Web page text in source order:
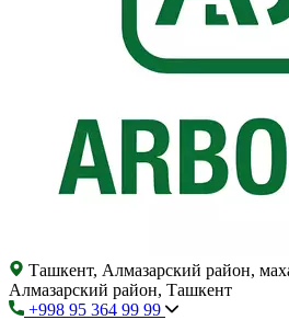
Ташкент, Алмазарский район,
Алмазарский район, Ташкент
+998 95 364 99 99